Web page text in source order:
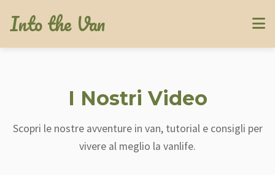
Into the Van
I Nostri Video
Scopri le nostre avventure in van, tutorial e consigli per
vivere al meglio la vanlife.